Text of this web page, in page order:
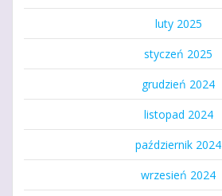
luty 2025
styczeń 2025
grudzień 2024
listopad 2024
październik 2024
wrzesień 2024